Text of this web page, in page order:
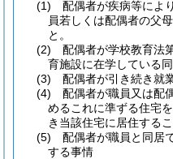
(1)
配偶者が疾病等によ
員若しくは配偶者の父
と。
(2)
配偶者が学校教育法
育施設に在学している
(3)
配偶者が引き続き就
(4)
配偶者が職員又は配
めるこれに準ずる住宅
き当該住宅に居住するこ
(5)
配偶者が職員と同居
する事情